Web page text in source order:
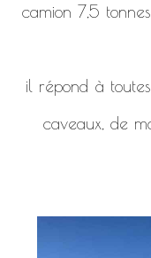
camion 7,5
il répond à
caveaux, de